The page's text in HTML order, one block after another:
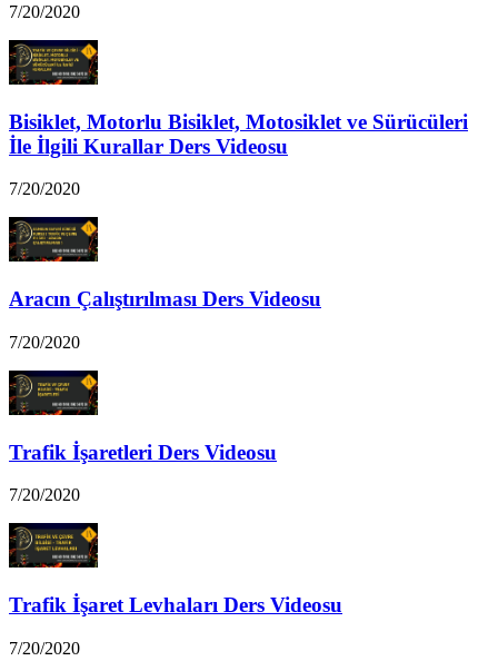
7/20/2020
Bisiklet, Motorlu Bisiklet, Motosiklet ve Sürücüleri
İle İlgili Kurallar Ders Videosu
7/20/2020
Aracın Çalıştırılması Ders Videosu
7/20/2020
Trafik İşaretleri Ders Videosu
7/20/2020
Trafik İşaret Levhaları Ders Videosu
7/20/2020